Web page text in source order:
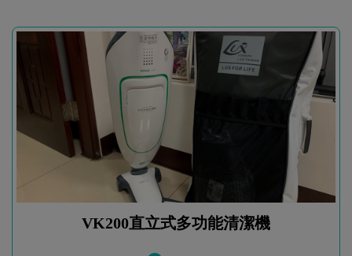
VK200直立式多功能清潔機